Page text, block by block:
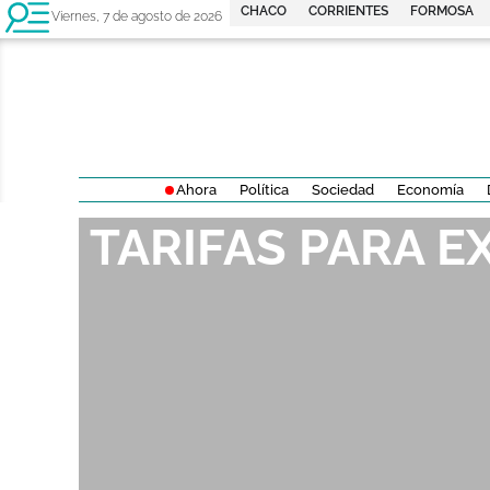
Viernes, 7 de agosto de 2026 CHACO CORRIENTES FORMOSA
Ahora Política Sociedad Economía
TARIFAS PARA